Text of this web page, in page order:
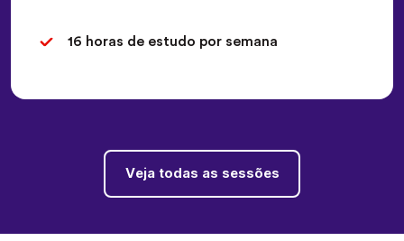
16 horas de estudo por semana
Veja todas as sessões